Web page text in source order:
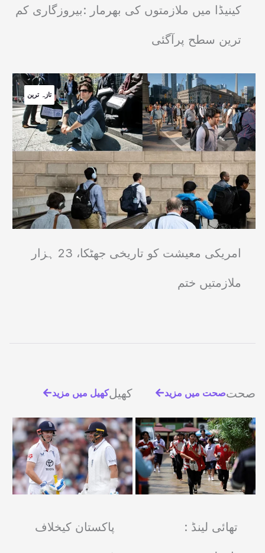
کینیڈا میں ملازمتوں کی بھرمار :بیروزگاری کم
ترین سطح پرآگئی
تازہ ترین
امریکی معیشت کو تاریخی جھٹکا، 23 ہزار
ملازمتیں ختم
صحتصحت میں مزید
تھائی لینڈ :
کھیلکھیل میں مزید
پاکستان کیخلاف